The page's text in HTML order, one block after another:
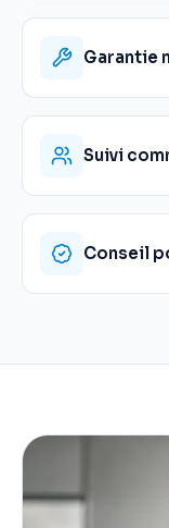
Garantie
Suivi
Conseil